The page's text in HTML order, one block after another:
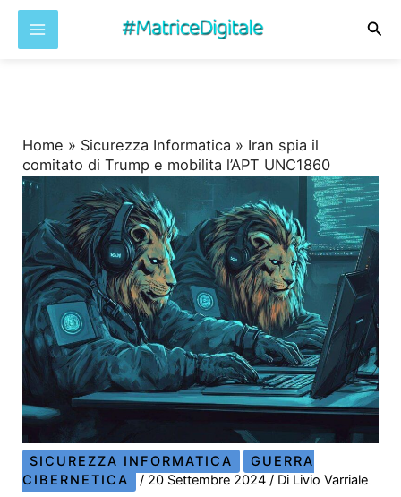
Home » Sicurezza Informatica » Iran spia il
comitato di Trump e mobilita l’APT UNC1860
SICUREZZA INFORMATICA
GUERRA
CIBERNETICA
/ 20 Settembre 2024/ Di Livio Varriale